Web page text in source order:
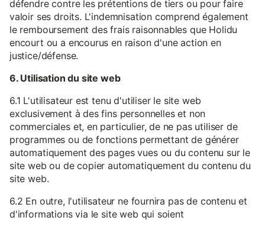
défendre contre les prétentions de tiers ou pour faire
valoir ses droits. L'indemnisation comprend également
le remboursement des frais raisonnables que Holidu
encourt ou a encourus en raison d'une action en
justice/défense.
6. Utilisation du site web
6.1 L'utilisateur est tenu d'utiliser le site web
exclusivement à des fins personnelles et non
commerciales et, en particulier, de ne pas utiliser de
programmes ou de fonctions permettant de générer
automatiquement des pages vues ou du contenu sur le
site web ou de copier automatiquement du contenu du
site web.
6.2 En outre, l'utilisateur ne fournira pas de contenu et
d'informations via le site web qui soient